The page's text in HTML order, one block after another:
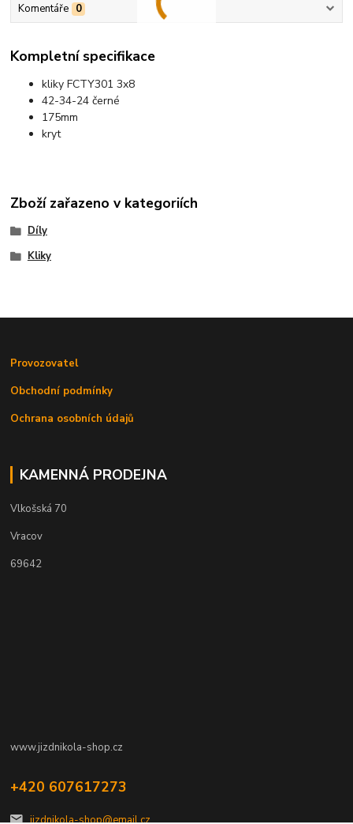
Komentáře 0
Kompletní specifikace
kliky FCTY301 3x8
42-34-24 černé
175mm
kryt
Zboží zařazeno v kategoriích
Díly
Kliky
Provozovatel
Obchodní podmínky
Ochrana osobních údajů
KAMENNÁ PRODEJNA
Vlkošská 70
Vracov
69642
www.jizdnikola-shop.cz
+420 607617273
jizdnikola-shop@email.cz